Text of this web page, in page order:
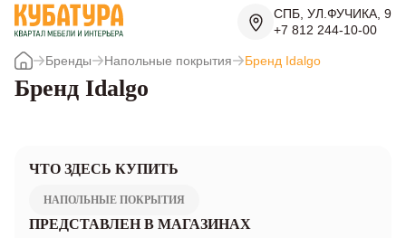
СПБ, УЛ.ФУЧИКА, 9
+7 812 244-10-00
Бренды Напольные покрытия Бренд Idalgo
Бренд Idalgo
ЧТО ЗДЕСЬ КУПИТЬ
НАПОЛЬНЫЕ ПОКРЫТИЯ
ПРЕДСТАВЛЕН В МАГАЗИНАХ